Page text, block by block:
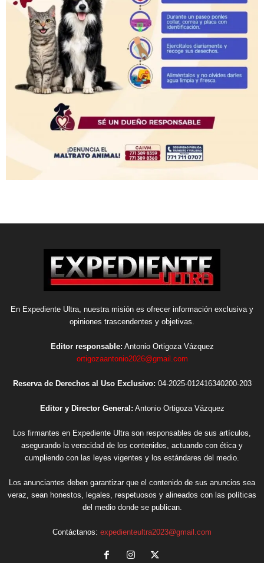
En Expediente Ultra, nuestra misión es ofrecer información exclusiva y
opiniones trascendentes y objetivas.
Editor responsable: Antonio Ortigoza Vázquez
ortigozaantonio2026@gmail.com
Reserva de Derechos al Uso Exclusivo: 04-2025-012416340200-203
Editor y Director General: Antonio Ortigoza Vázquez
Los firmantes en Expediente Ultra son responsables de sus artículos,
asegurando la veracidad de los contenidos, actuando con ética y
cumpliendo con las leyes vigentes y los estándares del medio.
Los anunciantes deben garantizar que el contenido de sus anuncios sea
veraz, sean honestos, legales, respetuosos y alineados con las políticas
del medio donde se publican.
Contáctanos: expedienteultra2023@gmail.com